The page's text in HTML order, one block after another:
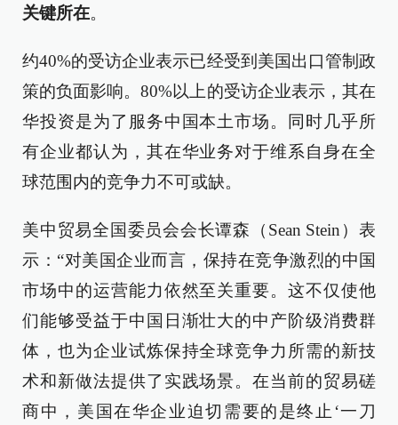
关键所在。
约40%的受访企业表示已经受到美国出口管制政
策的负面影响。80%以上的受访企业表示，其在
华投资是为了服务中国本土市场。同时几乎所
有企业都认为，其在华业务对于维系自身在全
球范围内的竞争力不可或缺。
美中贸易全国委员会会长谭森（Sean Stein）表
示：“对美国企业而言，保持在竞争激烈的中国
市场中的运营能力依然至关重要。这不仅使他
们能够受益于中国日渐壮大的中产阶级消费群
体，也为企业试炼保持全球竞争力所需的新技
术和新做法提供了实践场景。在当前的贸易磋
商中，美国在华企业迫切需要的是终止‘一刀